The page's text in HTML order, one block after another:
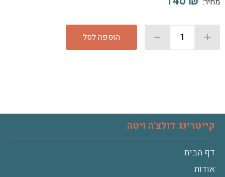
הוספה לסל
קייטרינג דולצ'ה ויטה
דף הבית
אודות